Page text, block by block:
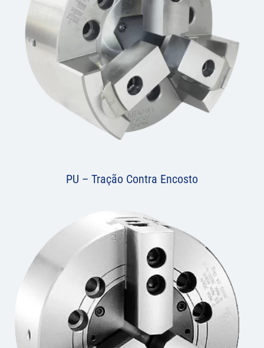
PU – Tração Contra Encosto